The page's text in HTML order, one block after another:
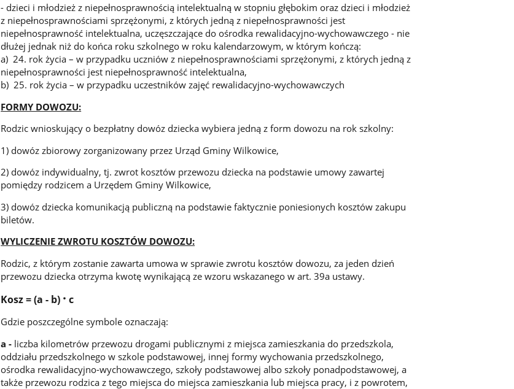
- dzieci i młodzież z niepełnosprawnością intelektualną w stopniu głębokim oraz dzieci i młodzież
z niepełnosprawnościami sprzężonymi, z których jedną z niepełnosprawności jest
niepełnosprawność intelektualna, uczęszczające do ośrodka rewalidacyjno-wychowawczego - nie
dłużej jednak niż do końca roku szkolnego w roku kalendarzowym, w którym kończą:
a) 24. rok życia – w przypadku uczniów z niepełnosprawnościami sprzężonymi, z których jedną z
niepełnosprawności jest niepełnosprawność intelektualna,
b) 25. rok życia – w przypadku uczestników zajęć rewalidacyjno-wychowawczych
FORMY DOWOZU:
Rodzic wnioskujący o bezpłatny dowóz dziecka wybiera jedną z form dowozu na rok szkolny:
1) dowóz zbiorowy zorganizowany przez Urząd Gminy Wilkowice,
2) dowóz indywidualny, tj. zwrot kosztów przewozu dziecka na podstawie umowy zawartej
pomiędzy rodzicem a Urzędem Gminy Wilkowice,
3) dowóz dziecka komunikacją publiczną na podstawie faktycznie poniesionych kosztów zakupu
biletów.
WYLICZENIE ZWROTU KOSZTÓW DOWOZU:
Rodzic, z którym zostanie zawarta umowa w sprawie zwrotu kosztów dowozu, za jeden dzień
przewozu dziecka otrzyma kwotę wynikającą ze wzoru wskazanego w art. 39a ustawy.
Kosz = (a - b) . c
Gdzie poszczególne symbole oznaczają:
a - liczba kilometrów przewozu drogami publicznymi z miejsca zamieszkania do przedszkola,
oddziału przedszkolnego w szkole podstawowej, innej formy wychowania przedszkolnego,
ośrodka rewalidacyjno-wychowawczego, szkoły podstawowej albo szkoły ponadpodstawowej, a
także przewozu rodzica z tego miejsca do miejsca zamieszkania lub miejsca pracy, i z powrotem,